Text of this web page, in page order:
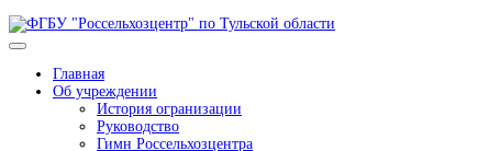
Главная
Об учреждении
История огранизации
Руководство
Гимн Россельхозцентра